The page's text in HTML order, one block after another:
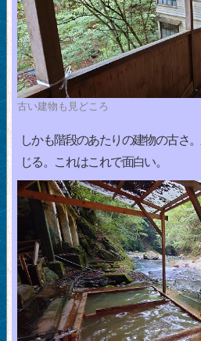
古い建物も見どころ
しかも階段のあたりの建物の古さ
じる。これはこれで面白い。